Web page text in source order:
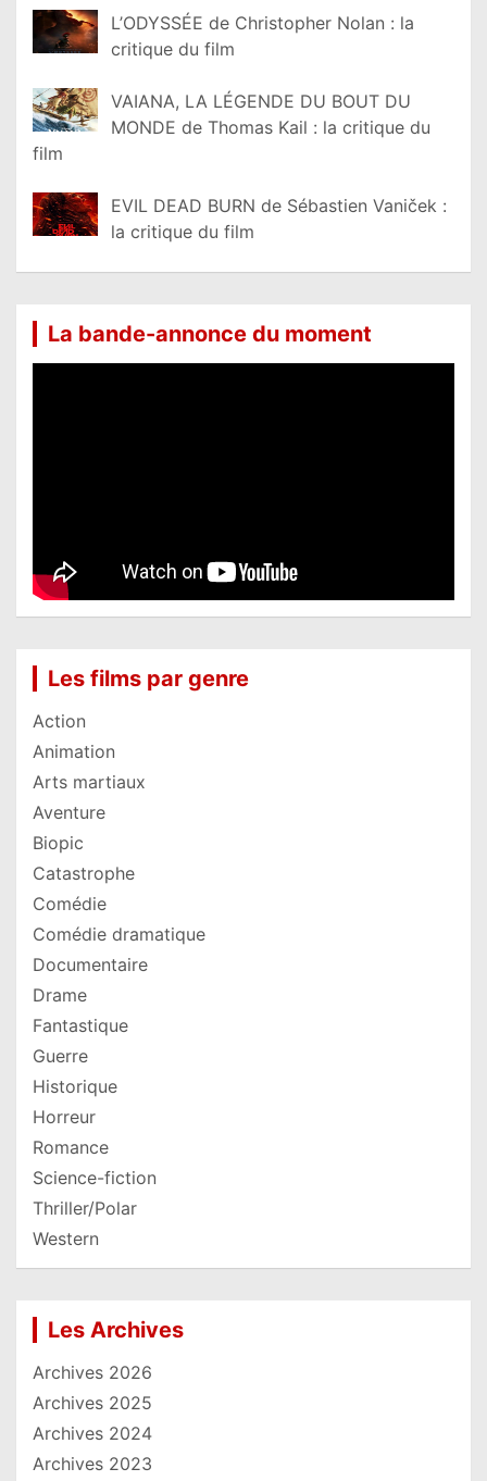
L’ODYSSÉE de Christopher Nolan : la
critique du film
VAIANA, LA LÉGENDE DU BOUT DU
MONDE de Thomas Kail : la critique du
film
EVIL DEAD BURN de Sébastien Vaniček :
la critique du film
La bande-annonce du moment
Les films par genre
Action
Animation
Arts martiaux
Aventure
Biopic
Catastrophe
Comédie
Comédie dramatique
Documentaire
Drame
Fantastique
Guerre
Historique
Horreur
Romance
Science-fiction
Thriller/Polar
Western
Les Archives
Archives 2026
Archives 2025
Archives 2024
Archives 2023